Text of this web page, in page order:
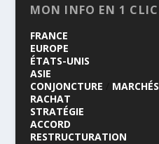
MON INFO EN 1 CLIC
FRANCE
EUROPE
ÉTATS-UNIS
ASIE
CONJONCTURE
MARCHÉS
RACHAT
STRATÉGIE
ACCORD
RESTRUCTURATION